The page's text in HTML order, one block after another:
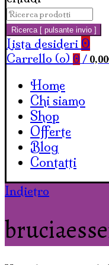
Carrello
Cerca:
Ricerca [ pulsante invio ]
Lista desideri 0
Carrello (o) 0 / 0,00
Home
Chi siamo
Shop
Offerte
Blog
Contatti
Indietro